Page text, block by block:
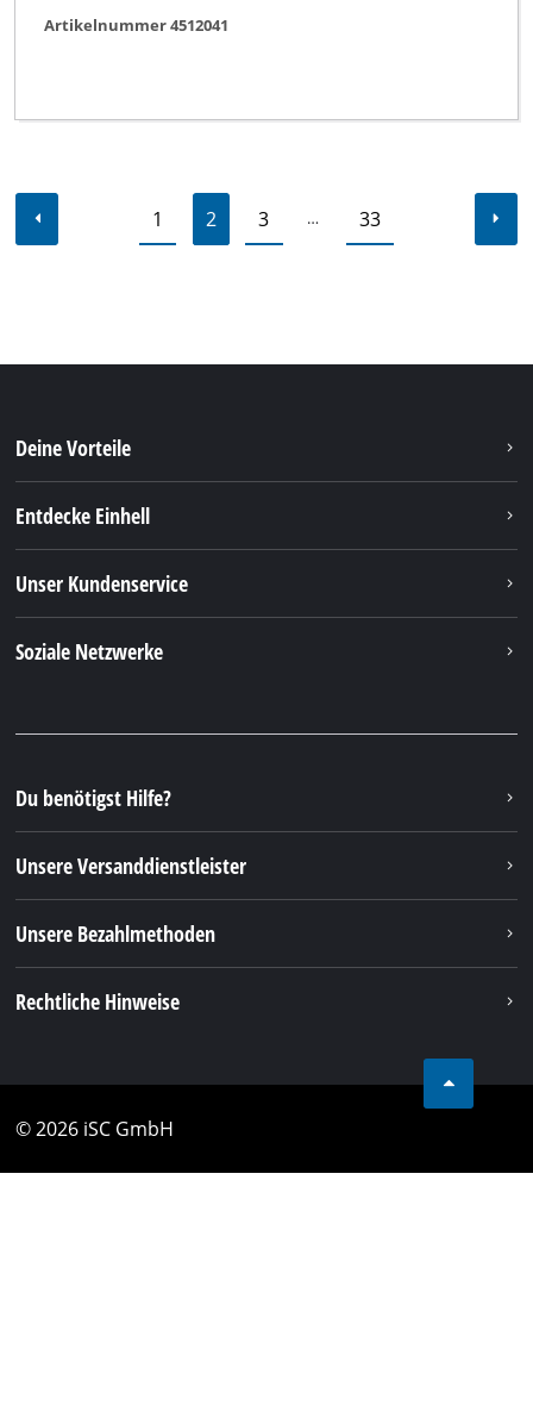
Artikelnummer 4512041
1 2 3 … 33
Deine Vorteile
Entdecke Einhell
Unser Kundenservice
Soziale Netzwerke
Du benötigst Hilfe?
Unsere Versanddienstleister
Unsere Bezahlmethoden
Rechtliche Hinweise
© 2026 iSC GmbH